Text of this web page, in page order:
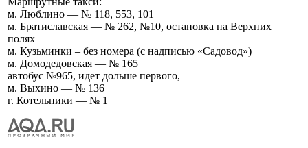
м. Люблино — № 118, 553, 101
м. Братиславская — № 262, №10, остановка на Верхних
полях
м. Кузьминки – без номера (с надписью «Садовод»)
м. Домодедовская — № 165
автобус №965, идет дольше первого,
м. Выхино — № 136
г. Котельники — № 1